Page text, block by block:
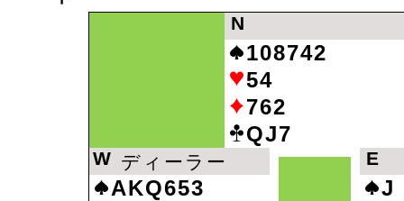
W ディーラー
AKQ653
N
108742
54
762
QJ7
E
J